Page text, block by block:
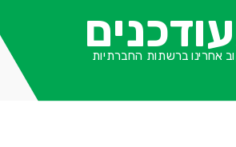
אחרינו ברשתות החברתיות